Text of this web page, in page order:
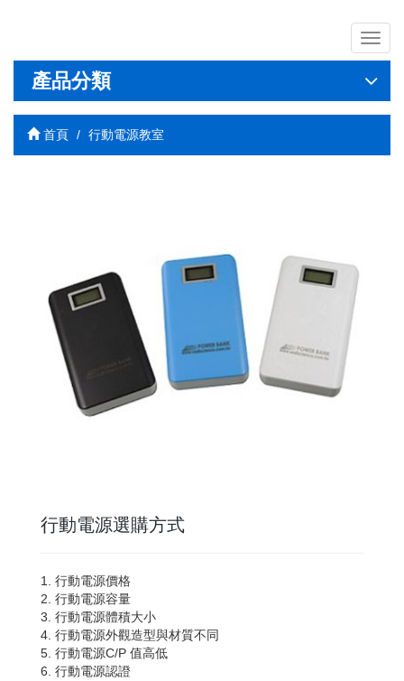
導
覽
列
關
產品分類
首頁 行動電源教室
行動電源選購方式
1. 行動電源價格
2. 行動電源容量
3. 行動電源體積大小
4. 行動電源外觀造型與材質不同
5. 行動電源C/P 值高低
6. 行動電源認證